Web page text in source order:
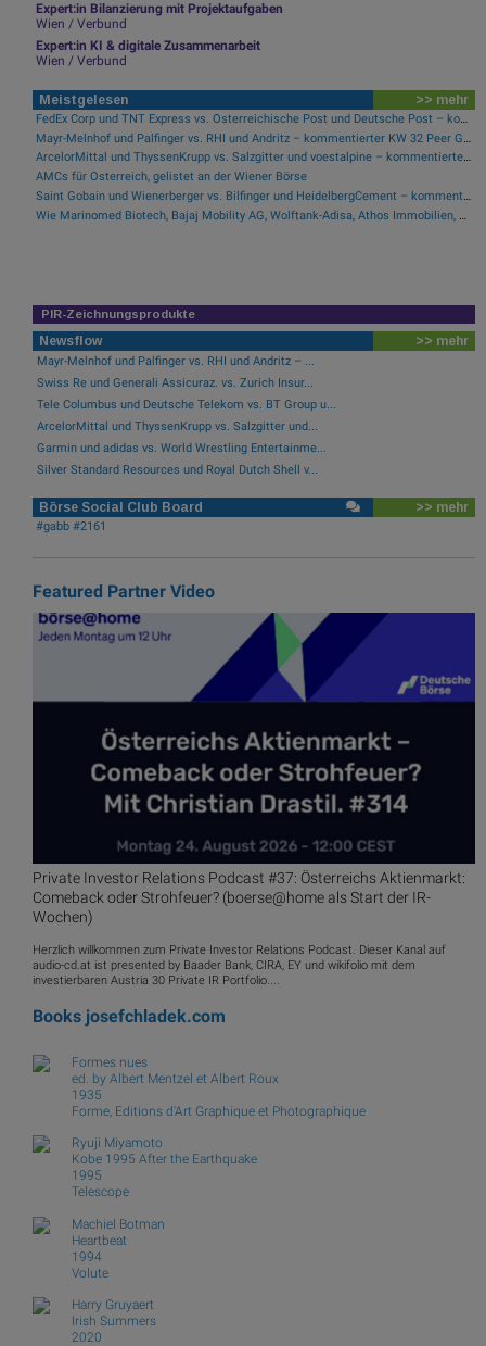
Expert:in Bilanzierung mit Projektaufgaben
Wien / Verbund
Expert:in KI & digitale Zusammenarbeit
Wien / Verbund
Meistgelesen >> mehr
FedEx Corp und TNT Express vs. Österreichische Post und Deutsche Post – kommentierter KW 32 Peer Group Watch Post
ArcelorMittal und ThyssenKrupp vs. Salzgitter und voestalpine – kommentierter KW 32 Peer Group Watch Stahl
AMCs für Österreich, gelistet an der Wiener Börse
Saint Gobain und Wienerberger vs. Bilfinger und HeidelbergCement – kommentierter KW 32 Peer Group Watch Bau & Baustoffe
PIR-Zeichnungsprodukte
Newsflow >> mehr
Mayr-Melnhof und Palfinger vs. RHI und Andritz – ...
Swiss Re und Generali Assicuraz. vs. Zurich Insur...
Tele Columbus und Deutsche Telekom vs. BT Group u...
ArcelorMittal und ThyssenKrupp vs. Salzgitter und...
Garmin und adidas vs. World Wrestling Entertainme...
Silver Standard Resources und Royal Dutch Shell v...
Börse Social Club Board >> mehr
#gabb #2161
Featured Partner Video
Private Investor Relations Podcast #37: Österreichs Aktienmarkt:
Comeback oder Strohfeuer? (boerse@home als Start der IR-
Wochen)
Herzlich willkommen zum Private Investor Relations Podcast. Dieser Kanal auf
audio-cd.at ist presented by Baader Bank, CIRA, EY und wikifolio mit dem
investierbaren Austria 30 Private IR Portfolio....
Books josefchladek.com
Formes nues
ed. by Albert Mentzel et Albert Roux
1935
Forme, Editions d'Art Graphique et Photographique
Ryuji Miyamoto
Kobe 1995 After the Earthquake
1995
Telescope
Machiel Botman
Heartbeat
1994
Volute
Harry Gruyaert
Irish Summers
2020